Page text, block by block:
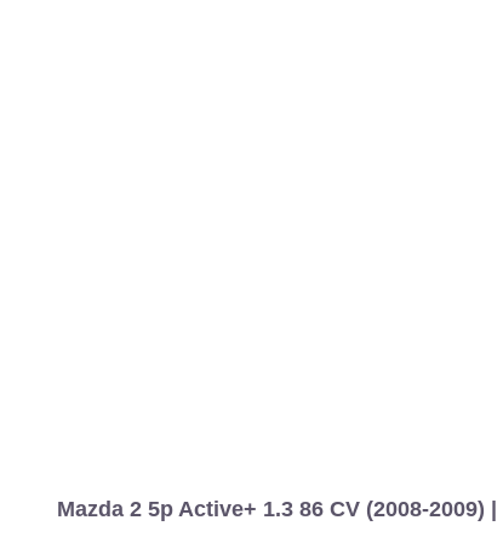
Mazda 2 5p Active+ 1.3 86 CV (2008-2009) |